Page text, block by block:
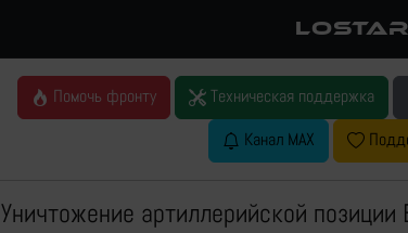
Помочь фронту Техническая поддержка
Канал MAX
Уничтожение артиллерийской позиции